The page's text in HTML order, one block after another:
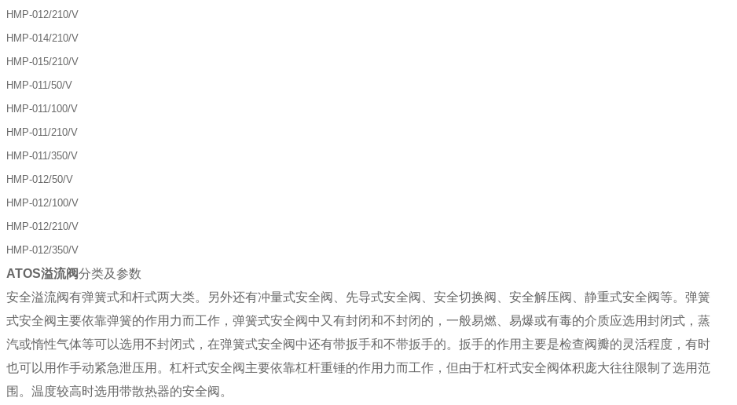
HMP-012/210/V
HMP-014/210/V
HMP-015/210/V
HMP-011/50/V
HMP-011/100/V
HMP-011/210/V
HMP-011/350/V
HMP-012/50/V
HMP-012/100/V
HMP-012/210/V
HMP-012/350/V
ATOS溢流阀分类及参数
安全溢流阀有弹簧式和杆式两大类。另外还有冲量式安全阀、先导式安全阀、安全切换阀、安全解压阀、静重式安全阀等。弹簧
式安全阀主要依靠弹簧的作用力而工作，弹簧式安全阀中又有封闭和不封闭的，一般易燃、易爆或有毒的介质应选用封闭式，蒸
汽或惰性气体等可以选用不封闭式，在弹簧式安全阀中还有带扳手和不带扳手的。扳手的作用主要是检查阀瓣的灵活程度，有时
也可以用作手动紧急泄压用。杠杆式安全阀主要依靠杠杆重锤的作用力而工作，但由于杠杆式安全阀体积庞大往往限制了选用范
围。温度较高时选用带散热器的安全阀。